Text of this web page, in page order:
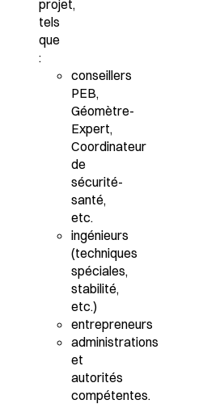
projet,
tels
que
:
conseillers
PEB,
Géomètre-
Expert,
Coordinateur
de
sécurité-
santé,
etc.
ingénieurs
(techniques
spéciales,
stabilité,
etc.)
entrepreneurs
administrations
et
autorités
compétentes.